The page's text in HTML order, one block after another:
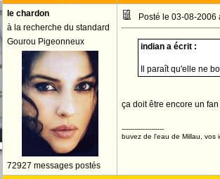
le chardon
à la recherche du standard
Gourou Pigeonneux
72927 messages postés
Posté le 03-08-2006
indian a écrit :
Il paraît qu'elle ne
ça doit être encore un
--------------------
buvez de l'eau de Millau, vos